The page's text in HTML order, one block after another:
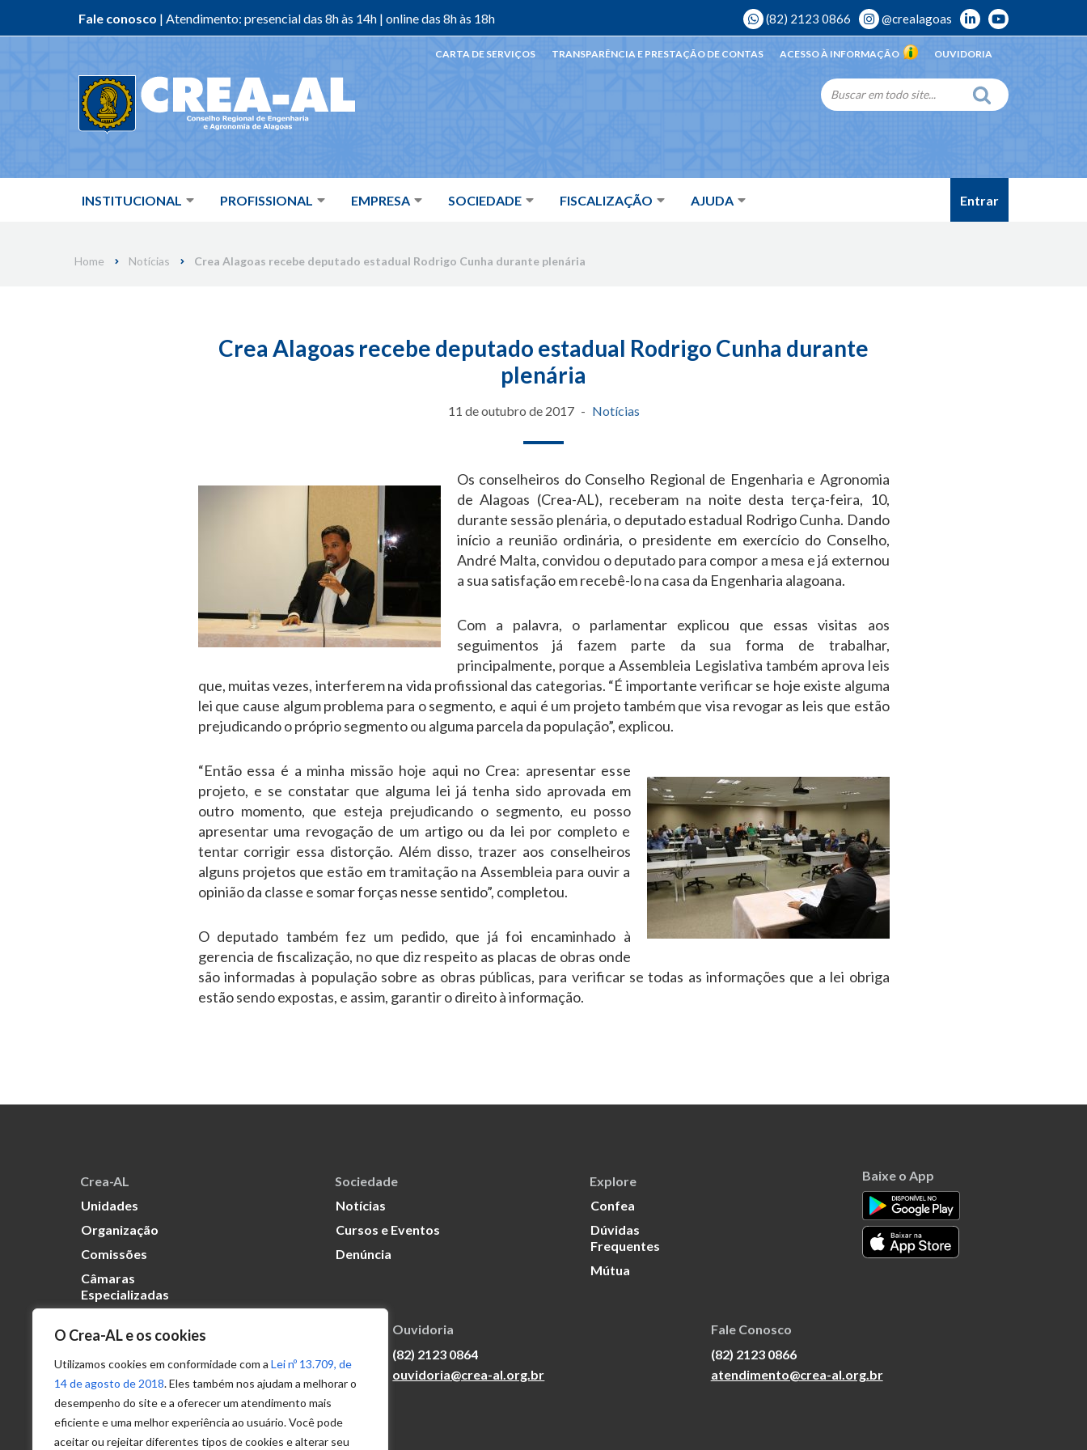
O Crea-AL e os cookies
Utilizamos cookies em conformidade com a Lei nº 13.709, de
14 de agosto de 2018. Eles também nos ajudam a melhorar o
desempenho do site e a oferecer um atendimento mais
eficiente e uma melhor experiência ao usuário. Você pode
aceitar ou rejeitar diferentes tipos de cookies e alterar seu
Fale conosco | Atendimento: presencial das 8h às 14h | online das 8h às 18h (82) 2123 0866 @crealagoas
INSTITUCIONAL PROFISSIONAL EMPRESA SOCIEDADE FISCALIZAÇÃO AJUDA
OUVIDORIA
ACESSO À INFORMAÇÃO
TRANSPARÊNCIA E PRESTAÇÃO DE CONTAS
CARTA DE SERVIÇOS
Entrar
Home Notícias Crea Alagoas recebe deputado estadual Rodrigo Cunha durante plenária
Crea Alagoas recebe deputado estadual Rodrigo Cunha durante
plenária
11 de outubro de 2017 Notícias
Os conselheiros do Conselho Regional de Engenharia e Agronomia
de Alagoas (Crea-AL), receberam na noite desta terça-feira, 10,
durante sessão plenária, o deputado estadual Rodrigo Cunha. Dando
início a reunião ordinária, o presidente em exercício do Conselho,
André Malta, convidou o deputado para compor a mesa e já externou
a sua satisfação em recebê-lo na casa da Engenharia alagoana.
Com a palavra, o parlamentar explicou que essas visitas aos
seguimentos já fazem parte da sua forma de trabalhar,
principalmente, porque a Assembleia Legislativa também aprova leis
que, muitas vezes, interferem na vida profissional das categorias. “É importante verificar se hoje existe alguma
lei que cause algum problema para o segmento, e aqui é um projeto também que visa revogar as leis que estão
prejudicando o próprio segmento ou alguma parcela da população”, explicou.
“Então essa é a minha missão hoje aqui no Crea: apresentar esse
projeto, e se constatar que alguma lei já tenha sido aprovada em
outro momento, que esteja prejudicando o segmento, eu posso
apresentar uma revogação de um artigo ou da lei por completo e
tentar corrigir essa distorção. Além disso, trazer aos conselheiros
alguns projetos que estão em tramitação na Assembleia para ouvir a
opinião da classe e somar forças nesse sentido”, completou.
O deputado também fez um pedido, que já foi encaminhado à
gerencia de fiscalização, no que diz respeito as placas de obras onde
são informadas à população sobre as obras públicas, para verificar se todas as informações que a lei obriga
estão sendo expostas, e assim, garantir o direito à informação.
Crea-AL
Unidades
Organização
Comissões
Câmaras
Especializadas
Sociedade
Notícias
Cursos e Eventos
Denúncia
Explore
Confea
Dúvidas
Frequentes
Mútua
Baixe o App
Transparência
Portal
Acesso à
Informação
Política de
Privacidade de
Ouvidoria
(82) 2123 0864
ouvidoria@crea-al.org.br
Fale Conosco
(82) 2123 0866
atendimento@crea-al.org.br